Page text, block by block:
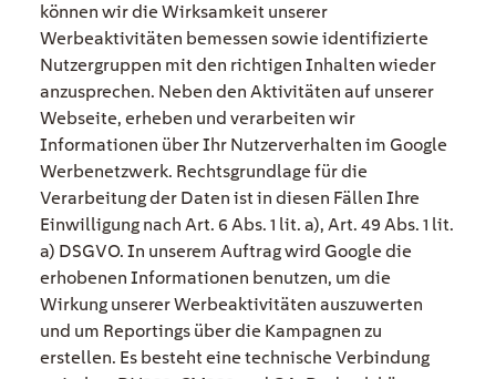
können wir die Wirksamkeit unserer
Werbeaktivitäten bemessen sowie identifizierte
Nutzergruppen mit den richtigen Inhalten wieder
anzusprechen. Neben den Aktivitäten auf unserer
Webseite, erheben und verarbeiten wir
Informationen über Ihr Nutzerverhalten im Google
Werbenetzwerk. Rechtsgrundlage für die
Verarbeitung der Daten ist in diesen Fällen Ihre
Einwilligung nach Art. 6 Abs. 1 lit. a), Art. 49 Abs. 1 lit.
a) DSGVO. In unserem Auftrag wird Google die
erhobenen Informationen benutzen, um die
Wirkung unserer Werbeaktivitäten auszuwerten
und um Reportings über die Kampagnen zu
erstellen. Es besteht eine technische Verbindung